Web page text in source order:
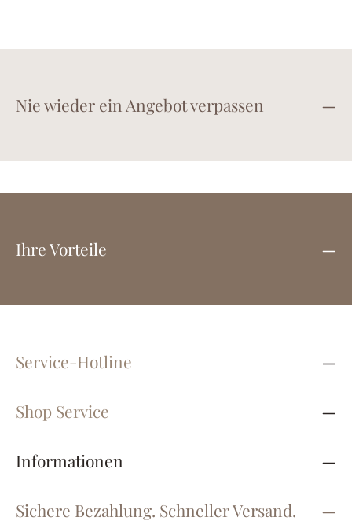
Nie wieder ein Angebot verpassen
Ihre Vorteile
Service-Hotline
Shop Service
Informationen
Sichere Bezahlung. Schneller Versand.